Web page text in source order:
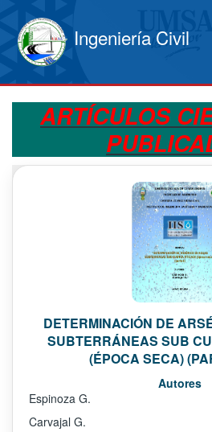
Ingeniería Civil
ARTÍCULOS
DETERMINACIÓN DE
SUBTERRÁNEAS SUB
(ÉPOCA SECA)
Autores
Espinoza G.
Carvajal G.